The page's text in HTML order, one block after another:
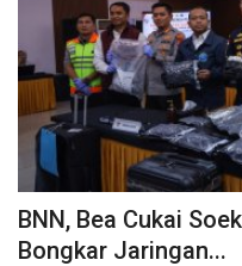
BNN, Bea Cukai
Bongkar Jaringan...